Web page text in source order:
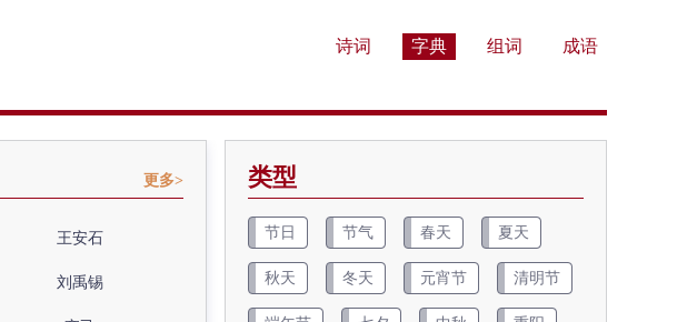
诗词 字典 组词 成语
更多>
王安石
刘禹锡
类型
节日 节气 春天 夏天
秋天 冬天 元宵节 清明节